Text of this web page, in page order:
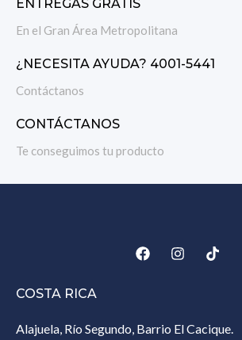
ENTREGAS GRATIS
En el Gran Área Metropolitana
¿NECESITA AYUDA? 4001-5441
Contáctanos
CONTÁCTANOS
Te conseguimos tu producto
COSTA RICA
Alajuela, Río Segundo, Barrio El Cacique.